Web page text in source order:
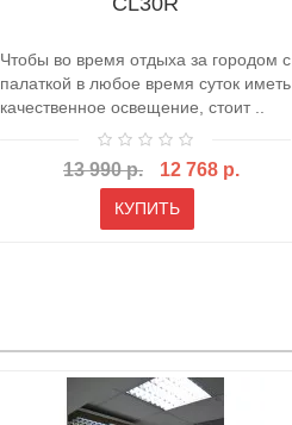
Чтобы во время отдыха за городом с
палаткой в любое время суток иметь
качественное освещение, стоит ..
13 990 р. 12 768 р.
КУПИТЬ